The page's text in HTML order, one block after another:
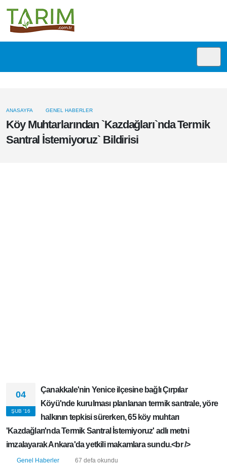
Köy Muhtarlarından `Kazdağları`nda
Termik Santral İstemiyoruz` Bildirisi
ANASAYFA GENEL HABERLER
04
ŞUB '16
Çanakkale'nin Yenice ilçesine bağlı Çırpılar
Köyü'nde kurulması planlanan termik santrale,
yöre halkının tepkisi sürerken, 65 köy muhtarı
'Kazdağları'nda Termik Santral İstemiyoruz' adlı metni
imzalayarak Ankara'da yetkili makamlara sundu.<br />
Genel Haberler 67 defa okundu